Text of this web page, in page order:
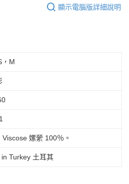
顯示電腦版詳細說明
，M
Viscose 嫘縈 100％。
Turkey 土耳其